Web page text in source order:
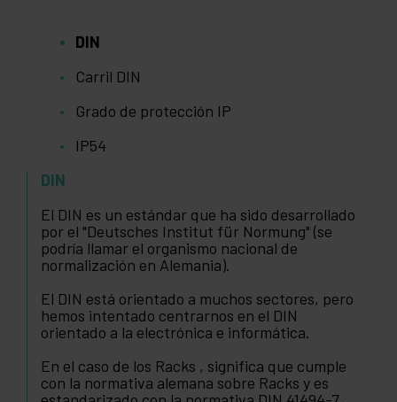
DIN
Carril DIN
Grado de protección IP
IP54
DIN
El DIN es un estándar que ha sido desarrollado
por el "Deutsches Institut für Normung" (se
podría llamar el organismo nacional de
normalización en Alemania).
El DIN está orientado a muchos sectores, pero
hemos intentado centrarnos en el DIN
orientado a la electrónica e informática.
En el caso de los Racks , significa que cumple
con la normativa alemana sobre Racks y es